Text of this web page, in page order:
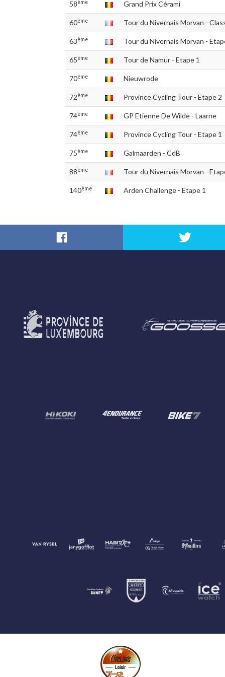
58ème Grand Prix Cérami
60ème Tour du Nivernais Morvan -
63ème Tour du Nivernais Morvan -
65ème Tour de Namur - Etape 1
70ème Nieuwrode
72ème Province Cycling Tour - Etape 2
74ème GP Etienne De Wilde - Laarne
74ème Province Cycling Tour - Etape 1
75ème Galmaarden - CdB
88ème Tour du Nivernais Morvan -
140ème Arden Challenge - Etape 1